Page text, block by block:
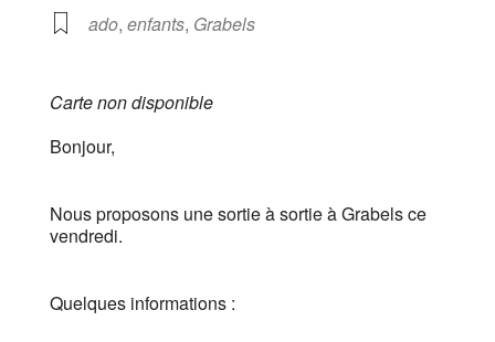
ado, enfants, Grabels
Carte non disponible
Bonjour,
Nous proposons une sortie à sortie à Grabels ce
vendredi.
Quelques informations :